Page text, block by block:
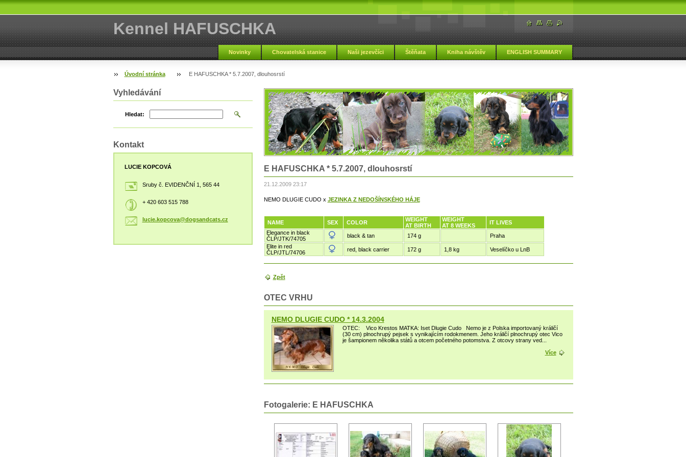
Kennel HAFUSCHKA
Novinky Chovatelská stanice Naši jezevčíci Štěňata Kniha návštěv ENGLISH SUMMARY
Úvodní stránka E HAFUSCHKA * 5.7.2007, dlouhosrstí
E HAFUSCHKA * 5.7.2007, dlouhosrstí
21.12.2009 23:17
NEMO DLUGIE CUDO x JEZINKA Z NEDOŠÍNSKÉHO HÁJE
NAME SEX COLOR
WEIGHT
AT BIRTH
WEIGHT
AT 8 WEEKS
IT LIVES
Elegance in black
ČLP/JTK/74705
black & tan 174 g
Praha
Elite in red
ČLP/JTL/74706
red, black carrier 172 g 1,8 kg Veselíčko u LnB
Zpět
OTEC VRHU
NEMO DLUGIE CUDO * 14.3.2004
OTEC: Vico Krestos MATKA: Iset Dlugie Cudo Nemo je z Polska importovaný králičí
(30 cm) plnochrupý pejsek s vynikajícím rodokmenem. Jeho králičí plnochrupý otec Vico
je šampionem několika států a otcem početného potomstva. Z otcovy strany ved...
Více
Fotogalerie: E HAFUSCHKA
Vyhledávání
Hledat:
Kontakt
LUCIE KOPCOVÁ
Sruby č. EVIDENČNÍ 1, 565 44
+ 420 603 515 788
lucie.kopcova@dogsandcats.cz